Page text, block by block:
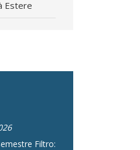
Estere
Filtro: